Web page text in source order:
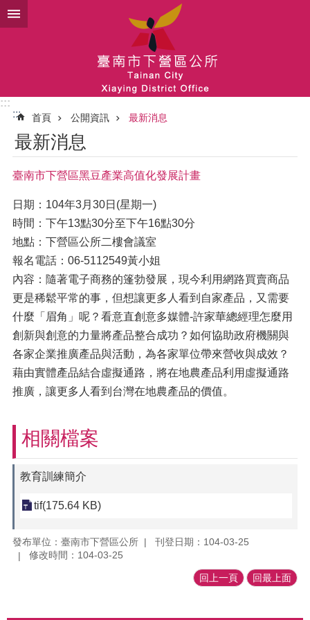
跳到主要內容區塊
:::
:::
首頁 公開資訊 最新消息
最新消息
臺南市下營區黑豆產業高值化發展計畫
日期：104年3月30日(星期一)
時間：下午13點30分至下午16點30分
地點：下營區公所二樓會議室
報名電話：06-5112549黃小姐
內容：隨著電子商務的篷勃發展，現今利用網路買賣商品
更是稀鬆平常的事，但想讓更多人看到自家產品，又需要
什麼「眉角」呢？看意直創意多媒體-許家華總經理怎麼用
創新與創意的力量將產品整合成功？如何協助政府機關與
各家企業推廣產品與活動，為各家單位帶來營收與成效？
藉由實體產品結合虛擬通路，將在地農產品利用虛擬通路
推廣，讓更多人看到台灣在地農產品的價值。
相關檔案
教育訓練簡介
tif(175.64 KB)
發布單位：臺南市下營區公所
刊登日期：104-03-25
修改時間：104-03-25
回上一頁 回最上面